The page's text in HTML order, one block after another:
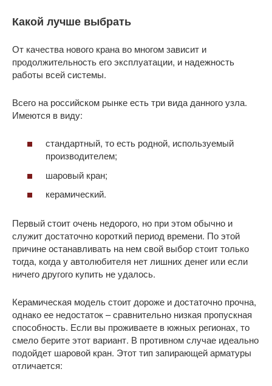
Какой лучше выбрать
От качества нового крана во многом зависит и
продолжительность его эксплуатации, и надежность
работы всей системы.
Всего на российском рынке есть три вида данного узла.
Имеются в виду:
стандартный, то есть родной, используемый
производителем;
шаровый кран;
керамический.
Первый стоит очень недорого, но при этом обычно и
служит достаточно короткий период времени. По этой
причине останавливать на нем свой выбор стоит только
тогда, когда у автолюбителя нет лишних денег или если
ничего другого купить не удалось.
Керамическая модель стоит дороже и достаточно прочна,
однако ее недостаток – сравнительно низкая пропускная
способность. Если вы проживаете в южных регионах, то
смело берите этот вариант. В противном случае идеально
подойдет шаровой кран. Этот тип запирающей арматуры
отличается: